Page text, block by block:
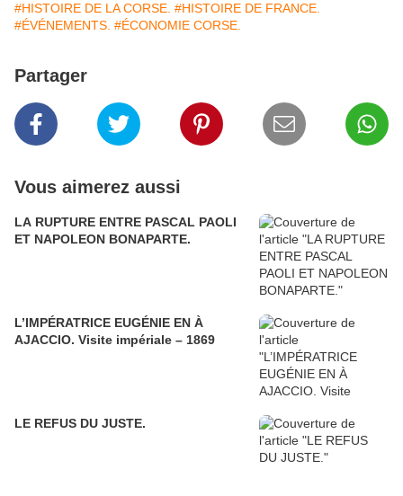
#HISTOIRE DE LA CORSE. #HISTOIRE DE FRANCE.
#ÉVÉNEMENTS. #ÉCONOMIE CORSE.
Partager
Vous aimerez aussi
LA RUPTURE ENTRE PASCAL PAOLI
ET NAPOLEON BONAPARTE.
L’IMPÉRATRICE EUGÉNIE EN À
AJACCIO. Visite impériale – 1869
LE REFUS DU JUSTE.